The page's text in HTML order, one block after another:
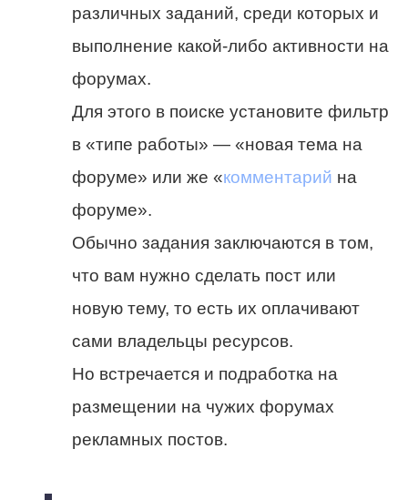
различных заданий, среди которых и
выполнение какой-либо активности на
форумах.
Для этого в поиске установите фильтр
в «типе работы» — «новая тема на
форуме» или же «комментарий на
форуме».
Обычно задания заключаются в том,
что вам нужно сделать пост или
новую тему, то есть их оплачивают
сами владельцы ресурсов.
Но встречается и подработка на
размещении на чужих форумах
рекламных постов.